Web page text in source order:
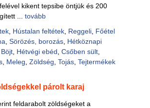
kikent tepsibe öntjük és 200
... tovább
, Hústalan feltétek, Reggeli, Főétel
Sörözés, borozás, Hétköznapi
Böjt, Hétvégi ebéd Csőben sült,
, Meleg Zöldség Tojás, Tejtermékek
párolt karaj
feldarabolt zöldségeket a